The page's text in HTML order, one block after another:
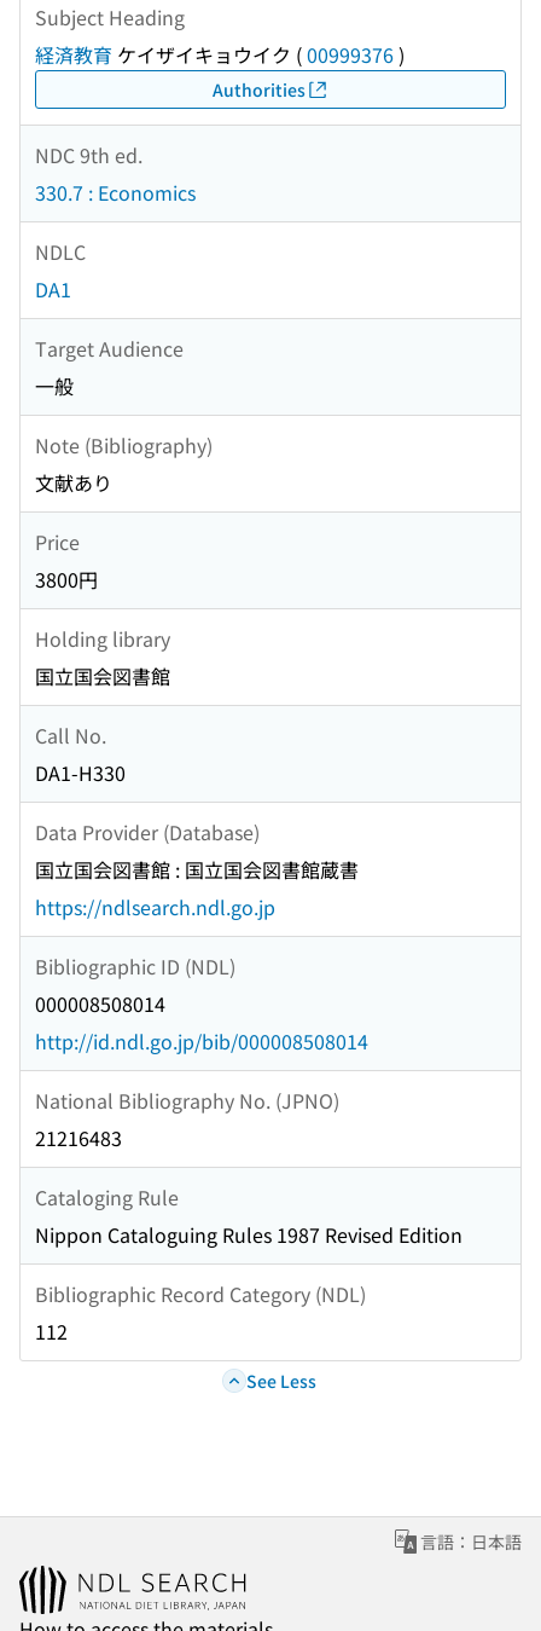
Subject Heading
経済教育 ケイザイキョウイク (00999376)
Authorities
NDC 9th ed.
330.7 : Economics
NDLC
DA1
Target Audience
一般
Note (Bibliography)
文献あり
Price
3800円
Holding library
国立国会図書館
Call No.
DA1-H330
Data Provider (Database)
国立国会図書館 : 国立国会図書館蔵書
https://ndlsearch.ndl.go.jp
Bibliographic ID (NDL)
000008508014
http://id.ndl.go.jp/bib/000008508014
National Bibliography No. (JPNO)
21216483
Cataloging Rule
Nippon Cataloguing Rules 1987 Revised Edition
Bibliographic Record Category (NDL)
112
See Less
言語：日本語